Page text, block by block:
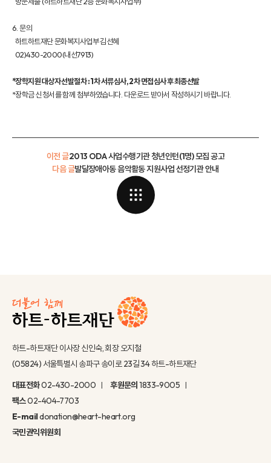
6. 문의
하트하트재단 문화복지사업부 김선혜
02)430-2000(내선7913)
*장학지원 대상자 선발절차 : 1차 서류심사, 2차 면접심사 후 최종선발
*장학금 신청서를 함께 첨부하였습니다. 다운로드 받아서 작성하시기 바랍니다.
이전 글2013 ODA 사업수행기관 청년인턴(1명) 모집 공고
발달장애아동 음악활동 지원사업 선정기관 안내
다음 글
하트-하트재단 이사장 신인숙, 회장 오지철
(05824) 서울특별시 송파구 송이로 23길 34 하트-하트재단
대표전화02-430-2000 후원문의1833-9005
팩스02-404-7703
E-maildonation@heart-heart.org
국민권익위원회